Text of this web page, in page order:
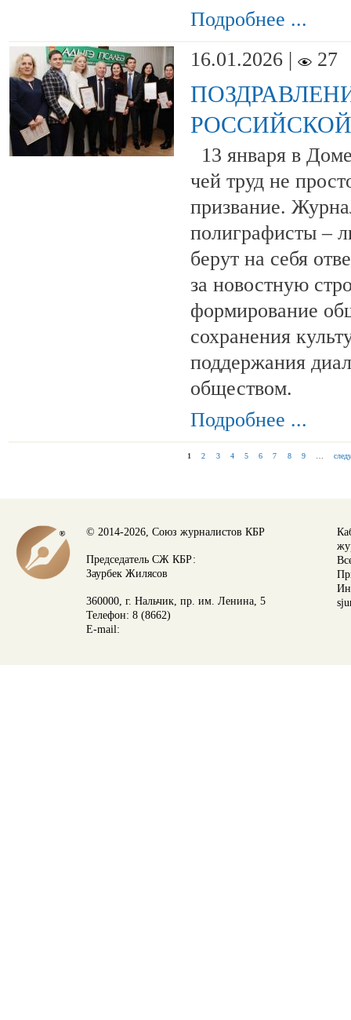
Подробнее ...
16.01.2026 |
27
13 января в
чей труд не
призвание.
полиграфисты –
берут на себя
за новостную
формирование
сохранения
поддержания
обществом.
Подробнее ...
1 2 3 4 5 6 7 8 9
© 2014-2026, Союз журналистов КБР
Председатель СЖ КБР:
Заурбек Жилясов
360000, г. Нальчик, пр. им. Ленина, 5
Телефон: 8 (8662)
E-mail: